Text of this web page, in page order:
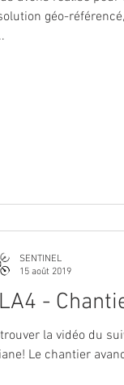
géo-
-
la vidéo du
Le chantier
SENTINEL
15 août 2019